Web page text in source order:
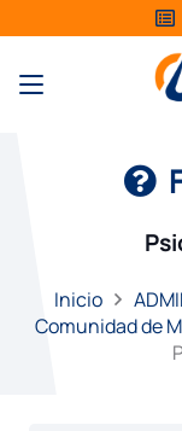
Inicio
Comunidad de